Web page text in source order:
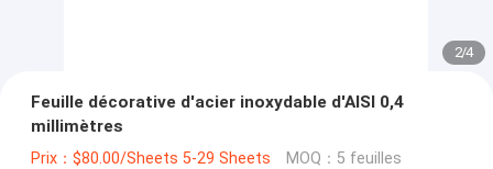
2/4
Feuille décorative d'acier inoxydable d'AISI 0,4
millimètres
Prix：$80.00/Sheets 5-29 Sheets MOQ：5 feuilles